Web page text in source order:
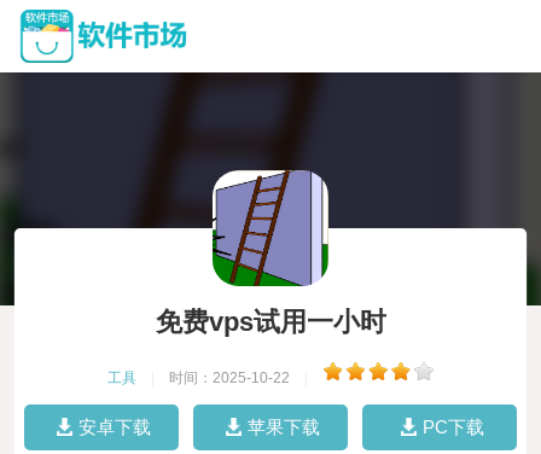
免费vps试用一小时
工具 时间：2025-10-22
安卓下载 苹果下载 PC下载